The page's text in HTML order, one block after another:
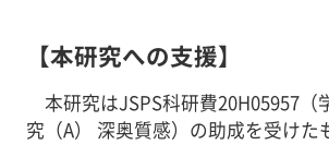
【本研究への支援】
本研究はJSPS科研費20H05957（
究（A） 深奥質感）の助成を受けた